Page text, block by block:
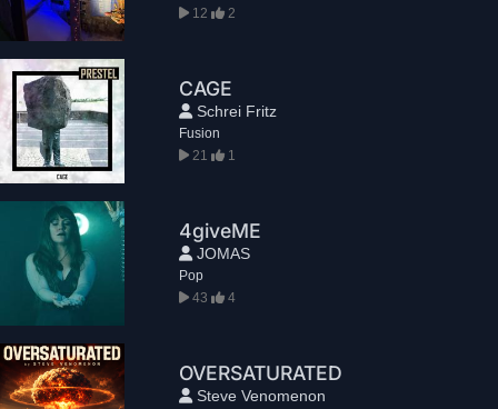
12
2
CAGE
Schrei Fritz
Fusion
21
1
4giveME
JOMAS
Pop
43
4
OVERSATURATED
Steve Venomenon